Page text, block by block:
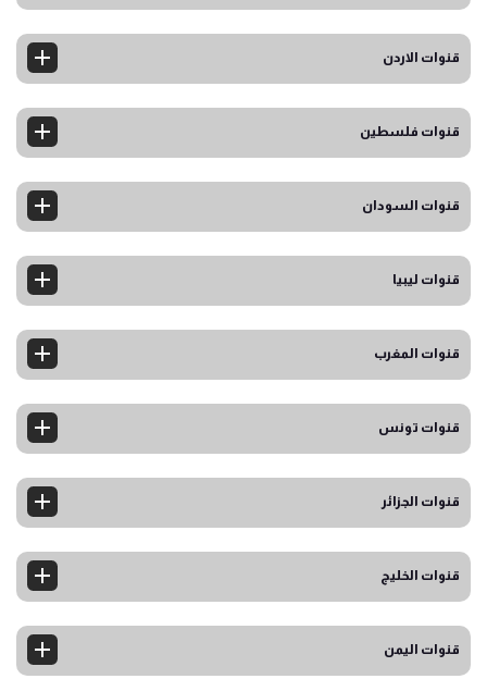
قنوات الاردن
قنوات فلسطين
قنوات السودان
قنوات ليبيا
قنوات المغرب
قنوات تونس
قنوات الجزائر
قنوات الخليج
قنوات اليمن